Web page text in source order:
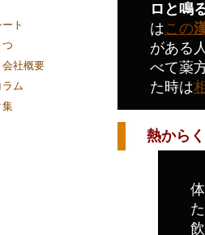
ト
つ
社概要
ム
集
ロと鳴
はこの
がある
べて薬
た時は
熱からく